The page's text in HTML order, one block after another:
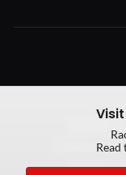
Privacy
Privacy
Read